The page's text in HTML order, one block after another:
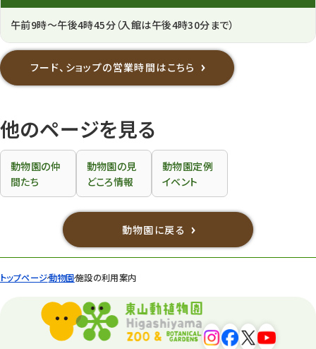
トップページ動物園施設の利用案内
午前9時～午後4時45分（入館は午後4時30分まで）
フード、ショップの営業時間はこちら
他のページを見る
動物園の仲
間たち
動物園の見
どころ情報
動物園定例
イベント
動物園に戻る